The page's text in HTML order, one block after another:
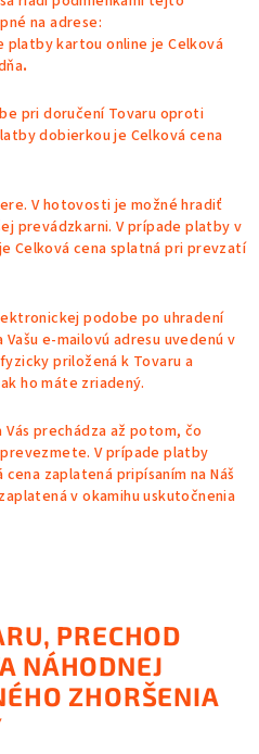
na adrese:
platby kartou online je Celková
.
pri doručení Tovaru oproti
dobierkou je Celková cena
V hotovosti je možné hradiť
prevádzkarni. V prípade platby v
Celková cena splatná pri prevzatí
podobe po uhradení
e-mailovú adresu uvedenú v
priložená k Tovaru a
ho máte zriadený.
prechádza až potom, čo
V prípade platby
zaplatená pripísaním na Náš
v okamihu uskutočnenia
, PRECHOD
NÁHODNEJ
ZHORŠENIA